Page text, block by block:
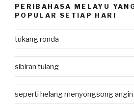
PERIBAHASA MELAYU
POPULAR SETIAP HARI
tukang ronda
sibiran tulang
seperti helang menyongsong angin